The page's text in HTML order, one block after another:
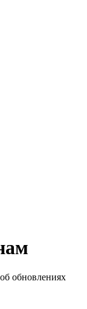
обновлениях